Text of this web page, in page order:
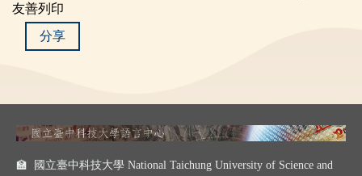
友善列印
分享
🏫 國立臺中科技大學 National Taichung University of Science and